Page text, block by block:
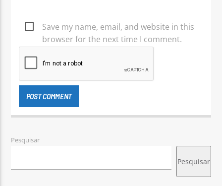
Save my name, email, and website in this
browser for the next time I comment.
Pesquisar
Pesquisar